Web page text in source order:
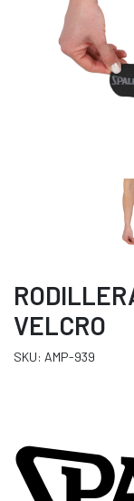
VELCRO
SKU: AMP-939